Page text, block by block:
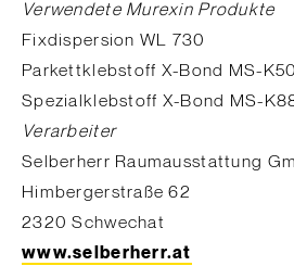
Verwendete Murexin Produkte
Fixdispersion WL 730
Parkettklebstoff X-Bond MS-
Spezialklebstoff X-Bond MS-
Verarbeiter
Selberherr Raumausstattung
Himbergerstraße 62
2320 Schwechat
www.selberherr.at